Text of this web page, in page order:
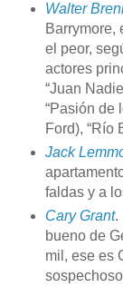
Walter
Barrymore,
el peor,
actores
“Juan
“Pasión de
Ford), “Río
Jack
faldas y a
Cary Grant.
bueno de
mil, ese es